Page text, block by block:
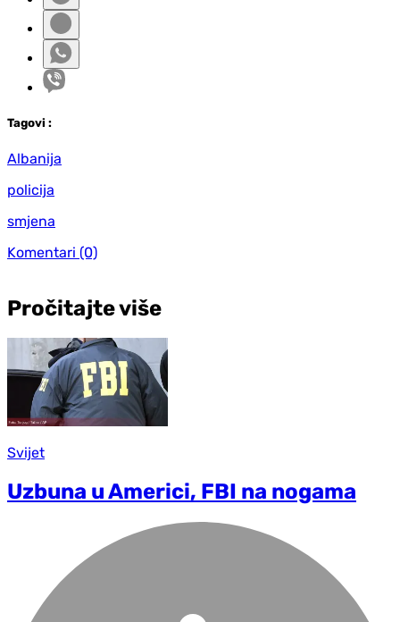
Tagovi :
Albanija
policija
smjena
Komentari (0)
Pročitajte više
Svijet
Uzbuna u Americi, FBI na nogama